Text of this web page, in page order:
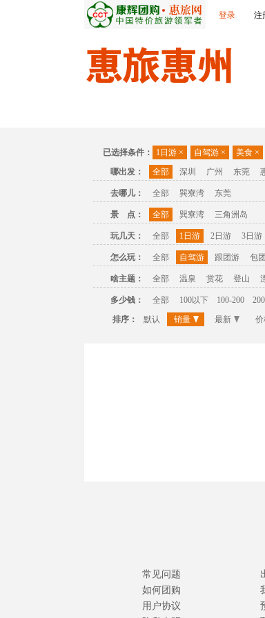
登录 注
已选择条件： 1日游 × 自驾游 × 美食 ×
哪出发：
全部 深圳 广州 东莞
去哪儿： 全部 巽寮湾 东莞
景 点： 全部 巽寮湾 三角洲岛
玩几天： 全部 1日游 2日游 3日游
怎么玩： 全部 自驾游 跟团游 包
啥主题： 全部 温泉 赏花 登山
多少钱： 全部 100以下 100-200
排序：
默认 销量 最新 价
常见问题
如何团购
用户协议